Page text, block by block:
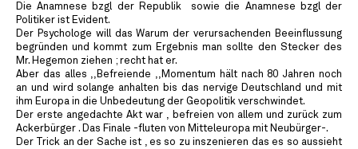
Die Anamnese bzgl der Republik ️ sowie die Anamnese bzgl der
Politiker ist Evident.
Der Psychologe will das Warum der verursachenden Beeinflussung
begründen und kommt zum Ergebnis man sollte den Stecker des
Mr. Hegemon ziehen ; recht hat er.
Aber das alles ,,Befreiende ,,Momentum hält nach 80 Jahren noch
an und wird solange anhalten bis das nervige Deutschland und mit
ihm Europa in die Unbedeutung der Geopolitik verschwindet.
Der erste angedachte Akt war , befreien von allem und zurück zum
Ackerbürger . Das Finale -fluten von Mitteleuropa mit Neubürger-.
Der Trick an der Sache ist , es so zu inszenieren das es so aussieht